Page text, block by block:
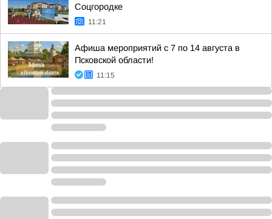
Соцгородке
11:21
Афиша мероприятий с 7 по 14 августа в
Псковской области!
11:15